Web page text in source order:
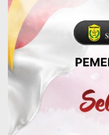
Panaskan
FPTI
Kalsel
Agustus 8, 2026
Sosial & Keagamaan